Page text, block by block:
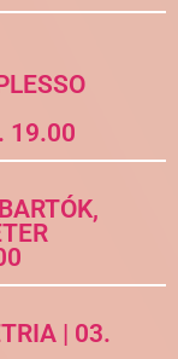
19.00
| 03.